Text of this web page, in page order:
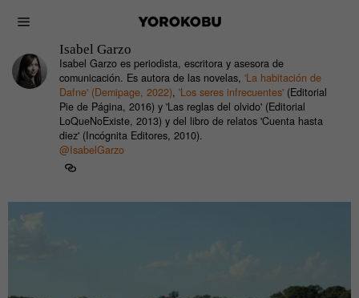
Isabel Garzo
Isabel Garzo es periodista, escritora y asesora de
comunicación. Es autora de las novelas, 'La habitación de
Dafne' (Demipage, 2022), 'Los seres infrecuentes' (Editorial
Pie de Página, 2016) y 'Las reglas del olvido' (Editorial
LoQueNoExiste, 2013) y del libro de relatos 'Cuenta hasta
diez' (Incógnita Editores, 2010).
@IsabelGarzo